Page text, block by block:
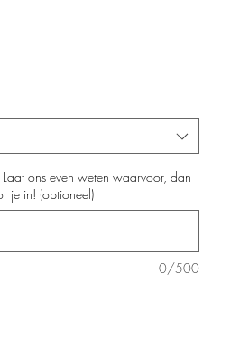
ons even weten waarvoor, dan
je in! (optioneel)
0/500